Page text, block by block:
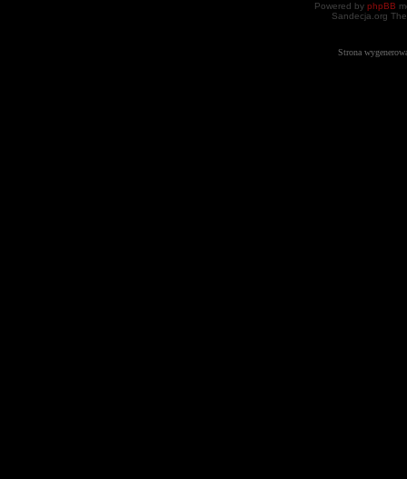
Powered by phpBB
Sandecja.org
Strona